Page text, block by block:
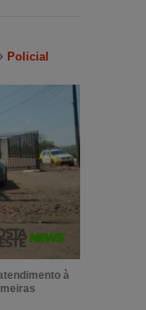
Policial
à